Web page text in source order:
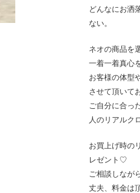
どんなにお洒
ない。
ネオの商品を
一着一着真心
お客様の体型
させて頂いて
ご自分に合っ
人のリアルク
お買上げ時の
レゼント♡
ご相談しなが
丈夫、料金は